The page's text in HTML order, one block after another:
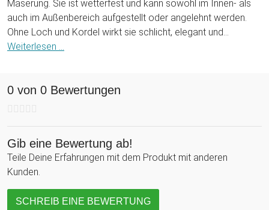
Maserung. Sie ist wetterfest und kann sowohl im Innen- als
auch im Außenbereich aufgestellt oder angelehnt werden.
Ohne Loch und Kordel wirkt sie schlicht, elegant und
unaufdringlich – ein stiller, aber ausdrucksstarker Begleiter in
Weiterlesen ...
0 von 0 Bewertungen
Gib eine Bewertung ab!
Teile Deine Erfahrungen mit dem Produkt mit anderen
Kunden.
SCHREIB EINE BEWERTUNG